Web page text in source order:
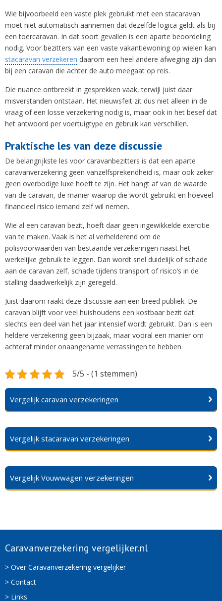
Wie bijvoorbeeld een vaste plek gebruikt met een stacaravan
moet niet automatisch aannemen dat dezelfde logica geldt als bij
een toercaravan. In dat soort gevallen is een aparte beoordeling
nodig. Voor bezitters van een vaste vakantiewoning op wielen kan
stacaravan verzekeren daarom een heel andere afweging zijn dan
bij een caravan die achter de auto meegaat op reis.
Die nuance ontbreekt in gesprekken vaak, terwijl juist daar
misverstanden ontstaan. Het nieuwsfeit zit dus niet alleen in de
vraag of een losse verzekering nodig is, maar ook in het besef dat
het antwoord per voertuigtype en gebruik kan verschillen.
Praktische les van deze discussie
De belangrijkste les voor caravanbezitters is dat een aparte
caravanverzekering geen vanzelfsprekendheid is, maar ook zeker
geen overbodige luxe hoeft te zijn. Het hangt af van de waarde
van de caravan, de manier waarop die wordt gebruikt en hoeveel
financieel risico iemand zelf wil nemen.
Wie al een caravan bezit, hoeft daar geen ingewikkelde exercitie
van te maken. Vaak is het al verhelderend om de
polisvoorwaarden van bestaande verzekeringen naast het
werkelijke gebruik te leggen. Dan wordt snel duidelijk of schade
aan de caravan zelf, schade tijdens transport of risico’s in de
stalling daadwerkelijk zijn geregeld.
Juist daarom raakt deze discussie aan een breed publiek. De
caravan blijft voor veel huishoudens een kostbaar bezit dat
slechts een deel van het jaar intensief wordt gebruikt. Dan is een
heldere verzekering geen bijzaak, maar vooral een manier om
achteraf minder onaangename verrassingen te hebben.
5/5 - (1 stemmen)
Vergelijk caravan verzekeringen
Vergelijk stacaravan verzekeringen
Vergelijk Vouwwagen verzekeringen
Caravanverzekering vergelijker.nl
> Over Caravanverzekering vergelijker
> Contact
> Links